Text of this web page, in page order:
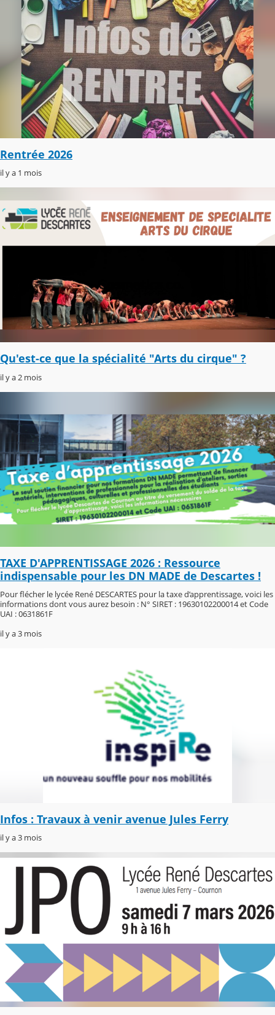
Rentrée 2026
il y a 1 mois
Qu'est-ce que la spécialité "Arts du cirque" ?
il y a 2 mois
TAXE D'APPRENTISSAGE 2026 : Ressource
indispensable pour les DN MADE de Descartes !
Pour flécher le lycée René DESCARTES pour la taxe d’apprentissage, voici les
informations dont vous aurez besoin : N° SIRET : 19630102200014 et Code
UAI : 0631861F
il y a 3 mois
Infos : Travaux à venir avenue Jules Ferry
il y a 3 mois